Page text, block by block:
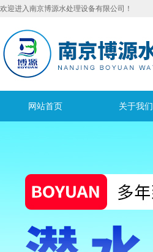
欢迎进入南京博源水处理设备有限公司！
网站首页 关于我们